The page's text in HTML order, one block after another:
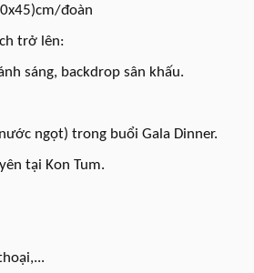
đoàn
trở lên:
sáng, backdrop sân khấu.
ngọt) trong buổi Gala Dinner.
tại Kon Tum.